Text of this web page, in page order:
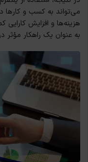
می‌تواند به کسب و کارها
هزینه‌ها و افزایش کارایی
به عنوان یک راهکار مؤثر